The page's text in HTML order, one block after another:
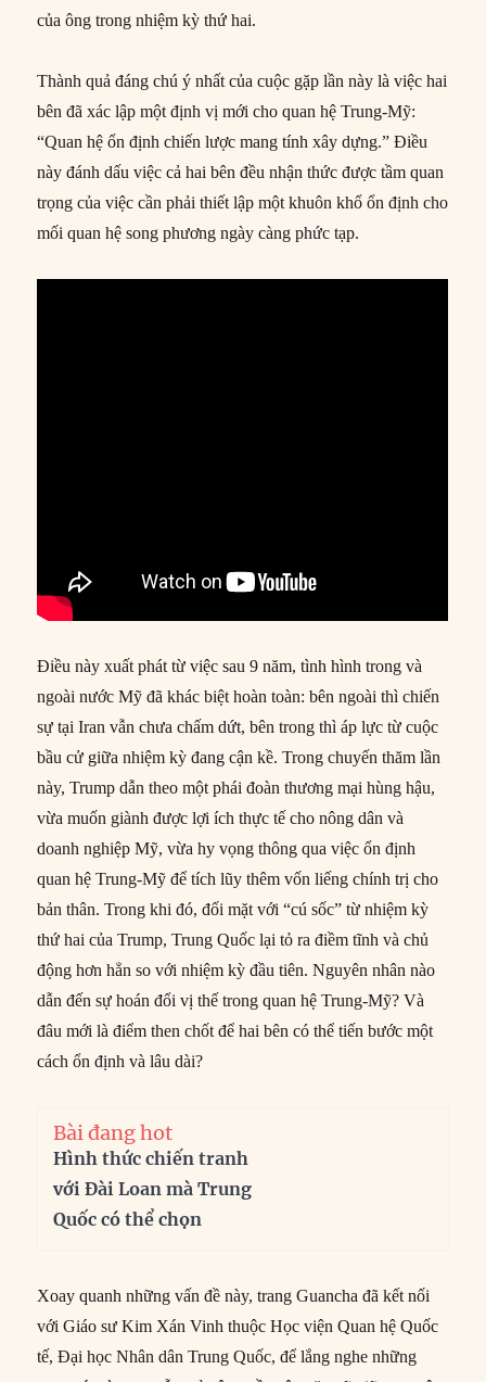
của ông trong nhiệm kỳ thứ hai.
Thành quả đáng chú ý nhất của cuộc gặp lần này là việc hai
bên đã xác lập một định vị mới cho quan hệ Trung-Mỹ:
“Quan hệ ổn định chiến lược mang tính xây dựng.” Điều
này đánh dấu việc cả hai bên đều nhận thức được tầm quan
trọng của việc cần phải thiết lập một khuôn khổ ổn định cho
mối quan hệ song phương ngày càng phức tạp.
Điều này xuất phát từ việc sau 9 năm, tình hình trong và
ngoài nước Mỹ đã khác biệt hoàn toàn: bên ngoài thì chiến
sự tại Iran vẫn chưa chấm dứt, bên trong thì áp lực từ cuộc
bầu cử giữa nhiệm kỳ đang cận kề. Trong chuyến thăm lần
này, Trump dẫn theo một phái đoàn thương mại hùng hậu,
vừa muốn giành được lợi ích thực tế cho nông dân và
doanh nghiệp Mỹ, vừa hy vọng thông qua việc ổn định
quan hệ Trung-Mỹ để tích lũy thêm vốn liếng chính trị cho
bản thân. Trong khi đó, đối mặt với “cú sốc” từ nhiệm kỳ
thứ hai của Trump, Trung Quốc lại tỏ ra điềm tĩnh và chủ
động hơn hẳn so với nhiệm kỳ đầu tiên. Nguyên nhân nào
dẫn đến sự hoán đổi vị thế trong quan hệ Trung-Mỹ? Và
đâu mới là điểm then chốt để hai bên có thể tiến bước một
cách ổn định và lâu dài?
Bài đang hot
Hình thức chiến tranh
với Đài Loan mà Trung
Quốc có thể chọn
Xoay quanh những vấn đề này, trang Guancha đã kết nối
với Giáo sư Kim Xán Vinh thuộc Học viện Quan hệ Quốc
tế, Đại học Nhân dân Trung Quốc, để lắng nghe những